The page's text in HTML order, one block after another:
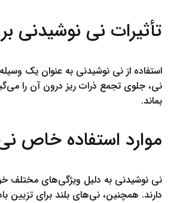
تأثیرات نی نوشیدنی
استفاده از نی نوشیدنی به عنوان یک
نی، جلوی تجمع ذرات ریز درون آن را
بماند.
موارد استفاده خاص
نی نوشیدنی به دلیل ویژگی‌های مختلف
دارند. همچنین، نی‌های بلند برای تزیین